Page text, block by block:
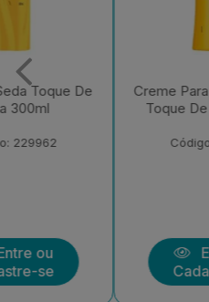
Creme Para Pentear Seda
Toque De Seda 300ml
Cadastre-se